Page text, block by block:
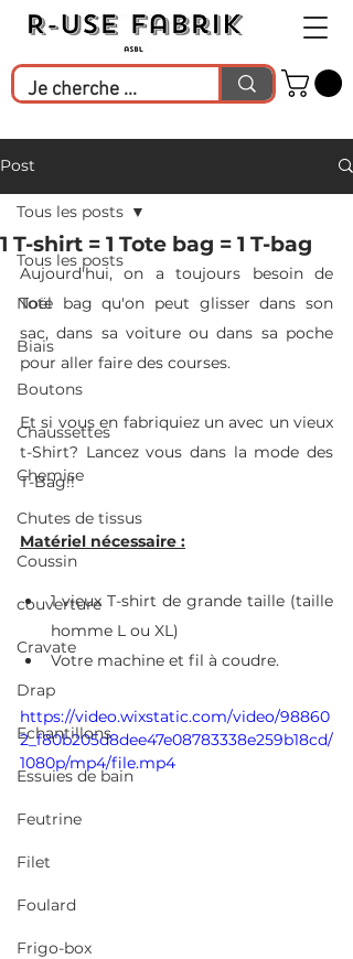
Post
Tous les posts
Noël
Biais
Boutons
Chaussettes
Chemise
Chutes de tissus
Coussin
couverture
Cravate
Drap
Echantillons
Essuies de bain
Feutrine
Filet
Foulard
Frigo-box
Tous les posts
1 T-shirt = 1 Tote bag = 1 T-bag
Aujourd'hui, on a toujours besoin de
Tote bag qu'on peut glisser dans son
sac, dans sa voiture ou dans sa poche
pour aller faire des courses.
Et si vous en fabriquiez un avec un vieux
t-Shirt? Lancez vous dans la mode des
T-Bag!!
Matériel nécessaire :
1 vieux T-shirt de grande taille (taille
homme L ou XL)
Votre machine et fil à coudre.
https://video.wixstatic.com/video/98860
2_f80b205d8dee47e08783338e259b18cd/
1080p/mp4/file.mp4